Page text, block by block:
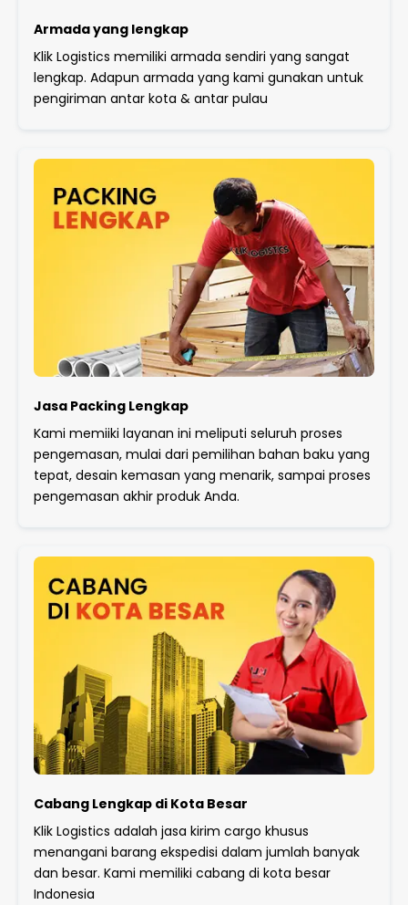
Armada yang lengkap
Klik Logistics memiliki armada sendiri yang sangat
lengkap. Adapun armada yang kami gunakan untuk
pengiriman antar kota & antar pulau
Jasa Packing Lengkap
Kami memiiki layanan ini meliputi seluruh proses
pengemasan, mulai dari pemilihan bahan baku yang
tepat, desain kemasan yang menarik, sampai proses
pengemasan akhir produk Anda.
Cabang Lengkap di Kota Besar
Klik Logistics adalah jasa kirim cargo khusus
menangani barang ekspedisi dalam jumlah banyak
dan besar. Kami memiliki cabang di kota besar
Indonesia